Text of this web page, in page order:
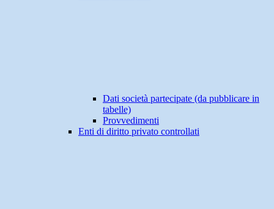
Dati società partecipate (da pubblicare in
tabelle)
Provvedimenti
Enti di diritto privato controllati